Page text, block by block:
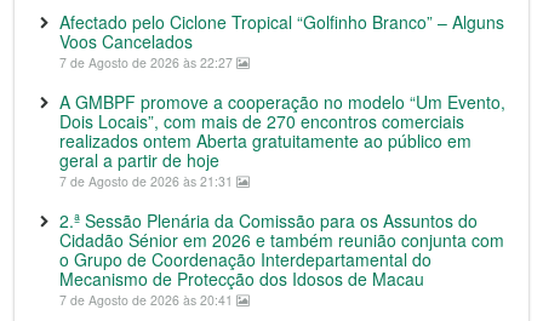
Afectado pelo Ciclone Tropical “Golfinho Branco” – Alguns
Voos Cancelados
7 de Agosto de 2026 às 22:27
A GMBPF promove a cooperação no modelo “Um Evento,
Dois Locais”, com mais de 270 encontros comerciais
realizados ontem Aberta gratuitamente ao público em
geral a partir de hoje
7 de Agosto de 2026 às 21:31
2.ª Sessão Plenária da Comissão para os Assuntos do
Cidadão Sénior em 2026 e também reunião conjunta com
o Grupo de Coordenação Interdepartamental do
Mecanismo de Protecção dos Idosos de Macau
7 de Agosto de 2026 às 20:41